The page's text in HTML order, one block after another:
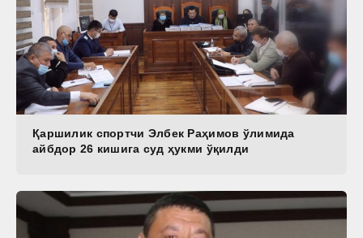
Қаршилик спортчи Элбек Раҳимов ўлимида
айбдор 26 кишига суд ҳукми ўқилди